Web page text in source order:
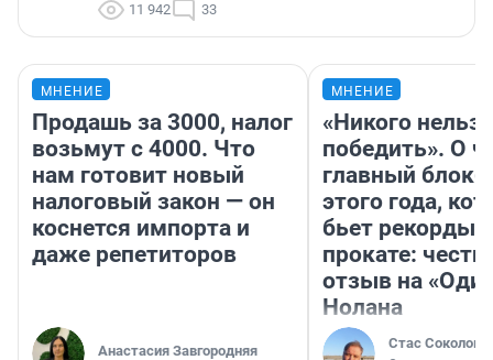
11 942 33
МНЕНИЕ
Продашь за 3000, налог
возьмут с 4000. Что
нам готовит новый
налоговый закон — он
коснется импорта и
даже репетиторов
Анастасия Завгородняя
МНЕНИЕ
«Никого нельзя
победить». О
главный
этого года,
бьет рекорды в
прокате:
отзыв на
Нолана
Стас Соколов